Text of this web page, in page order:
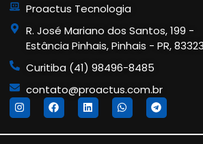
Proactus Tecnologia
R. José Mariano dos Santos, 199 -
Estância Pinhais, Pinhais - PR,
Curitiba (41) 98496-8485
contato@proactus.com.br